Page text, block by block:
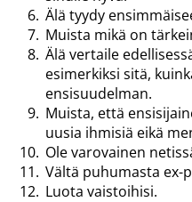
Älä tyydy
Muista mikä on
Älä vertaile
esimerkiksi sitä,
ensisuudelman.
Muista, että
uusia ihmisiä eikä
Ole varovainen
Vältä puhumasta ex-
Luota vaistoihisi.